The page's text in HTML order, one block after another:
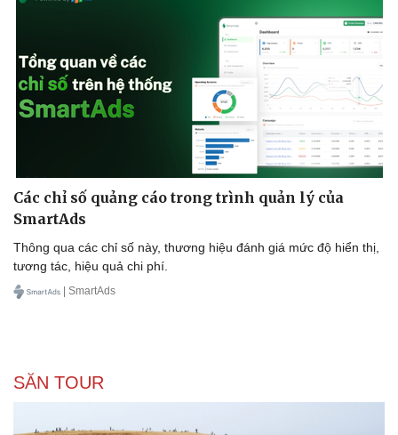
Các chỉ số quảng cáo trong trình quản lý của
SmartAds
Thông qua các chỉ số này, thương hiệu đánh giá mức độ hiển thị,
tương tác, hiệu quả chi phí.
| SmartAds
SĂN TOUR